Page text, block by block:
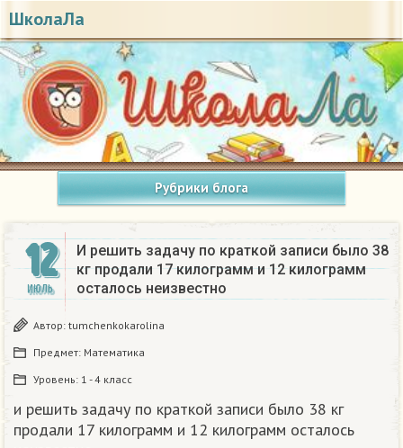
ШколаЛа
Рубрики блога
12
ИЮЛЬ
И решить задачу по краткой записи было 38
кг продали 17 килограмм и 12 килограмм
осталось неизвестно
Автор: tumchenkokarolina
Предмет: Математика
Уровень: 1 - 4 класс
и решить задачу по краткой записи было 38 кг
продали 17 килограмм и 12 килограмм осталось